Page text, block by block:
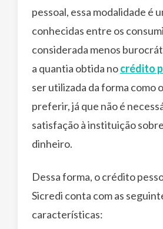
pessoal, essa modalidade é
conhecidas entre os
considerada menos
a quantia obtida nocrédito
ser utilizada da forma como
preferir, já que não é
satisfação à instituição
dinheiro.
Dessa forma, o crédito
Sicredi conta com as
características: